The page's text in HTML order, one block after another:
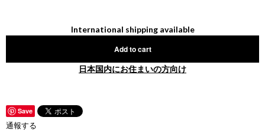
International shipping available
Add to cart
日本国内にお住まいの方向け
Save
通報する